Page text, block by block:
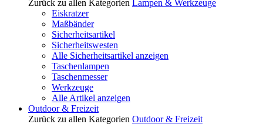
Zurück zu allen Kategorien Lampen & Werkzeuge
Eiskratzer
Maßbänder
Sicherheitsartikel
Sicherheitswesten
Alle Sicherheitsartikel anzeigen
Taschenlampen
Taschenmesser
Werkzeuge
Alle Artikel anzeigen
Outdoor & Freizeit
Zurück zu allen Kategorien Outdoor & Freizeit